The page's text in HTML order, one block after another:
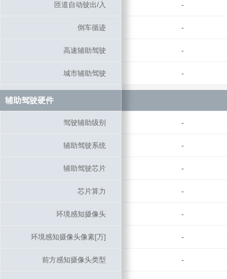
匝道自动驶出/入 -
倒车循迹 -
高速辅助驾驶 -
城市辅助驾驶 -
辅助驾驶硬件
驾驶辅助级别 -
辅助驾驶系统 -
辅助驾驶芯片 -
芯片算力 -
环境感知摄像头 -
环境感知摄像头像素[万] -
前方感知摄像头类型 -
匝道自动驶出/入
倒车循迹
高速辅助驾驶
城市辅助驾驶
辅助驾驶硬件
驾驶辅助级别
辅助驾驶系统
辅助驾驶芯片
芯片算力
环境感知摄像头
环境感知摄像头像素[万]
前方感知摄像头类型